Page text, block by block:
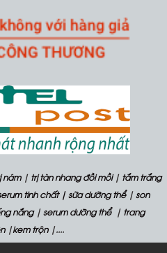
nám| trị tàn nhang đồi mồi| tắm trắng
tinh chất | sữa dưỡng thể |son
nắng|serum dưỡng thể | trang
|kem trộn|....